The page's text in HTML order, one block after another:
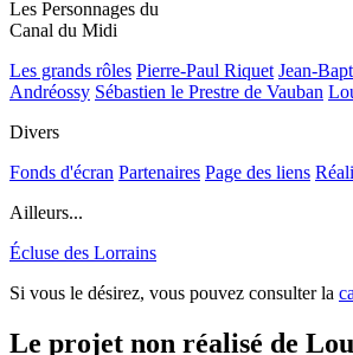
Les Personnages du
Canal du Midi
Les grands rôles Pierre-Paul Riquet Jean-
Andréossy Sébastien le Prestre de Vauban
Divers
Fonds d'écran Partenaires Page des liens
Ailleurs...
Écluse des Lorrains
Si vous le désirez, vous pouvez consulter la
Le projet non réalisé de